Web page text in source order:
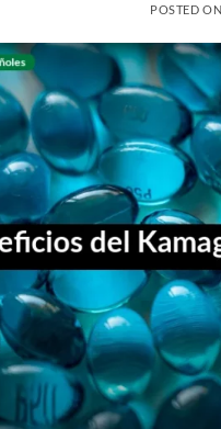
POSTED